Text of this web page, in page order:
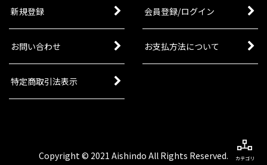
新規登録 会員登録/ログイン
お問い合わせ お支払方法について
特定商取引法表示
Copyright © 2021 Aishindo All Rights Reserved.